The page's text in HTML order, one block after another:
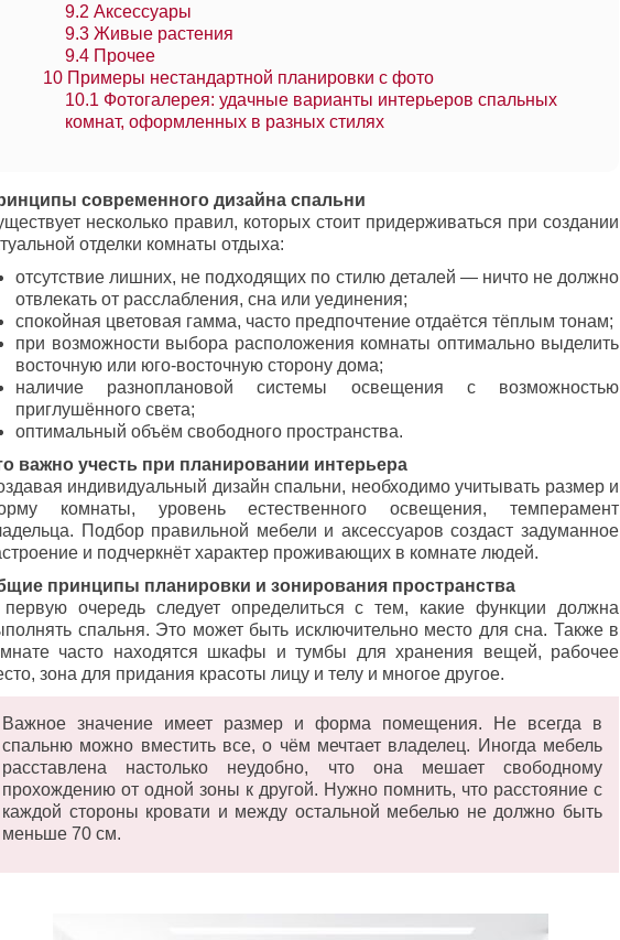
9.2 Аксессуары
9.3 Живые растения
9.4 Прочее
10 Примеры нестандартной планировки с фото
10.1 Фотогалерея: удачные варианты интерьеров спальных
комнат, оформленных в разных стилях
современного дизайна спальни
несколько правил, которых стоит придерживаться при создании
отделки комнаты отдыха:
отсутствие лишних, не подходящих по стилю деталей — ничто не должно
отвлекать от расслабления, сна или уединения;
спокойная цветовая гамма, часто предпочтение отдаётся тёплым тонам;
при возможности выбора расположения комнаты оптимально выделить
восточную или юго-восточную сторону дома;
наличие разноплановой системы освещения с возможностью
приглушённого света;
оптимальный объём свободного пространства.
важно учесть при планировании интерьера
индивидуальный дизайн спальни, необходимо учитывать размер и
комнаты, уровень естественного освещения, темперамент
Подбор правильной мебели и аксессуаров создаст задуманное
и подчеркнёт характер проживающих в комнате людей.
принципы планировки и зонирования пространства
очередь следует определиться с тем, какие функции должна
спальня. Это может быть исключительно место для сна. Также в
часто находятся шкафы и тумбы для хранения вещей, рабочее
зона для придания красоты лицу и телу и многое другое.
Важное значение имеет размер и форма помещения. Не всегда в
спальню можно вместить все, о чём мечтает владелец. Иногда мебель
расставлена настолько неудобно, что она мешает свободному
прохождению от одной зоны к другой. Нужно помнить, что расстояние с
каждой стороны кровати и между остальной мебелью не должно быть
меньше 70 см.